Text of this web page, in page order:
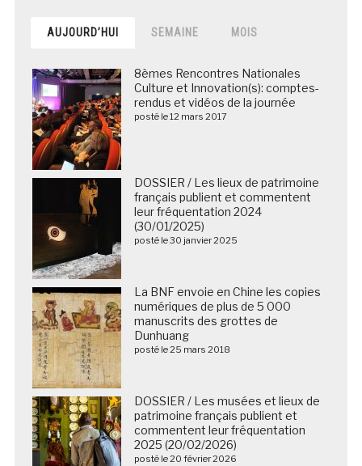
AUJOURD’HUI SEMAINE MOIS
8èmes Rencontres Nationales
Culture et Innovation(s): comptes-
rendus et vidéos de la journée
posté le 12 mars 2017
DOSSIER / Les lieux de patrimoine
français publient et commentent
leur fréquentation 2024
(30/01/2025)
posté le 30 janvier 2025
La BNF envoie en Chine les copies
numériques de plus de 5 000
manuscrits des grottes de
Dunhuang
posté le 25 mars 2018
DOSSIER / Les musées et lieux de
patrimoine français publient et
commentent leur fréquentation
2025 (20/02/2026)
posté le 20 février 2026